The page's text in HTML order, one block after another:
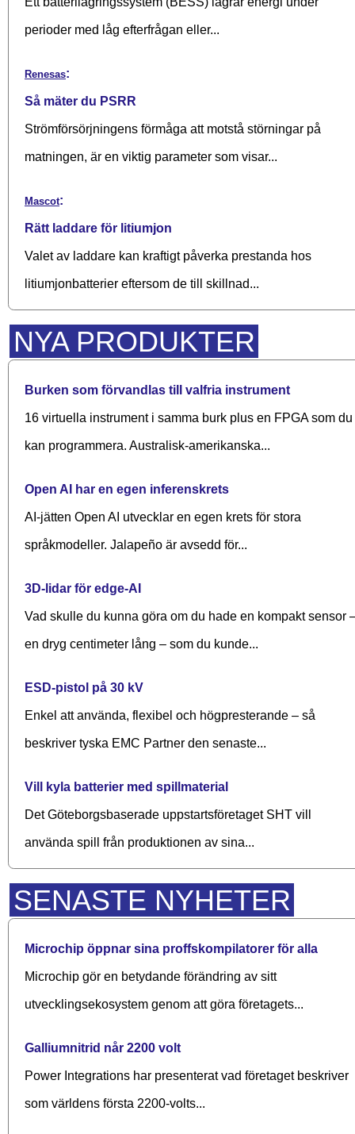
perioder med låg efterfrågan eller...
Renesas:
Så mäter du PSRR
Strömförsörjningens förmåga att motstå störningar på
matningen, är en viktig parameter som visar...
Mascot:
Rätt laddare för litiumjon
Valet av laddare kan kraftigt påverka prestanda hos
litiumjonbatterier eftersom de till skillnad...
NYA PRODUKTER
Burken som förvandlas till valfria instrument
16 virtuella instrument i samma burk plus en FPGA som du
kan programmera. Australisk-amerikanska...
Open AI har en egen inferenskrets
AI-jätten Open AI utvecklar en egen krets för stora
språkmodeller. Jalapeño är avsedd för...
3D-lidar för edge-AI
Vad skulle du kunna göra om du hade en kompakt sensor
en dryg centimeter lång – som du kunde...
ESD-pistol på 30 kV
Enkel att använda, flexibel och högpresterande – så
beskriver tyska EMC Partner den senaste...
Vill kyla batterier med spillmaterial
Det Göteborgsbaserade upp­starts­företaget SHT vill
använda spill från produktionen av sina...
SENASTE NYHETER
Microchip öppnar sina proffskompilatorer för alla
Microchip gör en betydande förändring av sitt
utvecklingsekosystem genom att göra företagets...
Galliumnitrid når 2200 volt
Power Integrations har presenterat vad företaget beskriver
som världens första 2200-volts...